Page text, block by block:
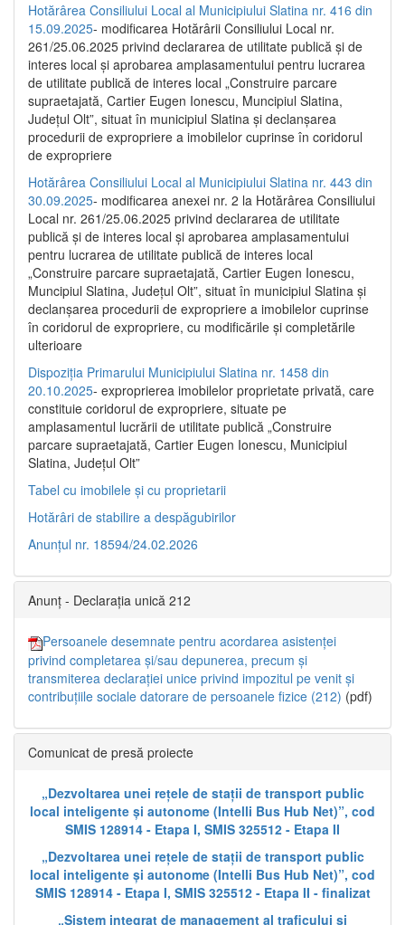
Hotărârea Consiliului Local al Municipiului Slatina nr. 416 din
15.09.2025- modificarea Hotărârii Consiliului Local nr.
261/25.06.2025 privind declararea de utilitate publică și de
interes local și aprobarea amplasamentului pentru lucrarea
de utilitate publică de interes local „Construire parcare
supraetajată, Cartier Eugen Ionescu, Muncipiul Slatina,
Județul Olt”, situat în municipiul Slatina și declanșarea
procedurii de expropriere a imobilelor cuprinse în coridorul
de expropriere
Hotărârea Consiliului Local al Municipiului Slatina nr. 443 din
30.09.2025- modificarea anexei nr. 2 la Hotărârea Consiliului
Local nr. 261/25.06.2025 privind declararea de utilitate
publică şi de interes local şi aprobarea amplasamentului
pentru lucrarea de utilitate publică de interes local
„Construire parcare supraetajată, Cartier Eugen Ionescu,
Muncipiul Slatina, Judeţul Olt”, situat în municipiul Slatina şi
declanşarea procedurii de expropriere a imobilelor cuprinse
în coridorul de expropriere, cu modificările şi completările
ulterioare
Dispoziția Primarului Municipiului Slatina nr. 1458 din
20.10.2025- exproprierea imobilelor proprietate privată, care
constituie coridorul de expropriere, situate pe
amplasamentul lucrării de utilitate publică „Construire
parcare supraetajată, Cartier Eugen Ionescu, Municipiul
Slatina, Județul Olt”
Tabel cu imobilele și cu proprietarii
Hotărâri de stabilire a despăgubirilor
Anunțul nr. 18594/24.02.2026
Anunț - Declarația unică 212
Persoanele desemnate pentru acordarea asistenței
privind completarea și/sau depunerea, precum și
transmiterea declarației unice privind impozitul pe venit și
contribuțiile sociale datorare de persoanele fizice (212) (pdf)
Comunicat de presă proiecte
„Dezvoltarea unei rețele de stații de transport public
local inteligente și autonome (Intelli Bus Hub Net)”, cod
SMIS 128914 - Etapa I, SMIS 325512 - Etapa II
„Dezvoltarea unei rețele de stații de transport public
local inteligente și autonome (Intelli Bus Hub Net)”, cod
SMIS 128914 - Etapa I, SMIS 325512 - Etapa II - finalizat
„Sistem integrat de management al traficului și